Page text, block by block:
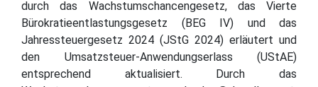
durch das Wachstumschancengesetz, das Vierte
Bürokratieentlastungsgesetz (BEG IV) und das
Jahressteuergesetz 2024 (JStG 2024) erläutert und
den Umsatzsteuer-Anwendungserlass (UStAE)
entsprechend aktualisiert. Durch das